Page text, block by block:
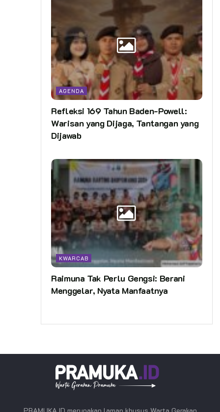
AGENDA
Refleksi 169 Tahun Baden-Powell:
Warisan yang Dijaga, Tantangan yang
Dijawab
KWARCAB
Raimuna Tak Perlu Gengsi: Berani
Menggelar, Nyata Manfaatnya